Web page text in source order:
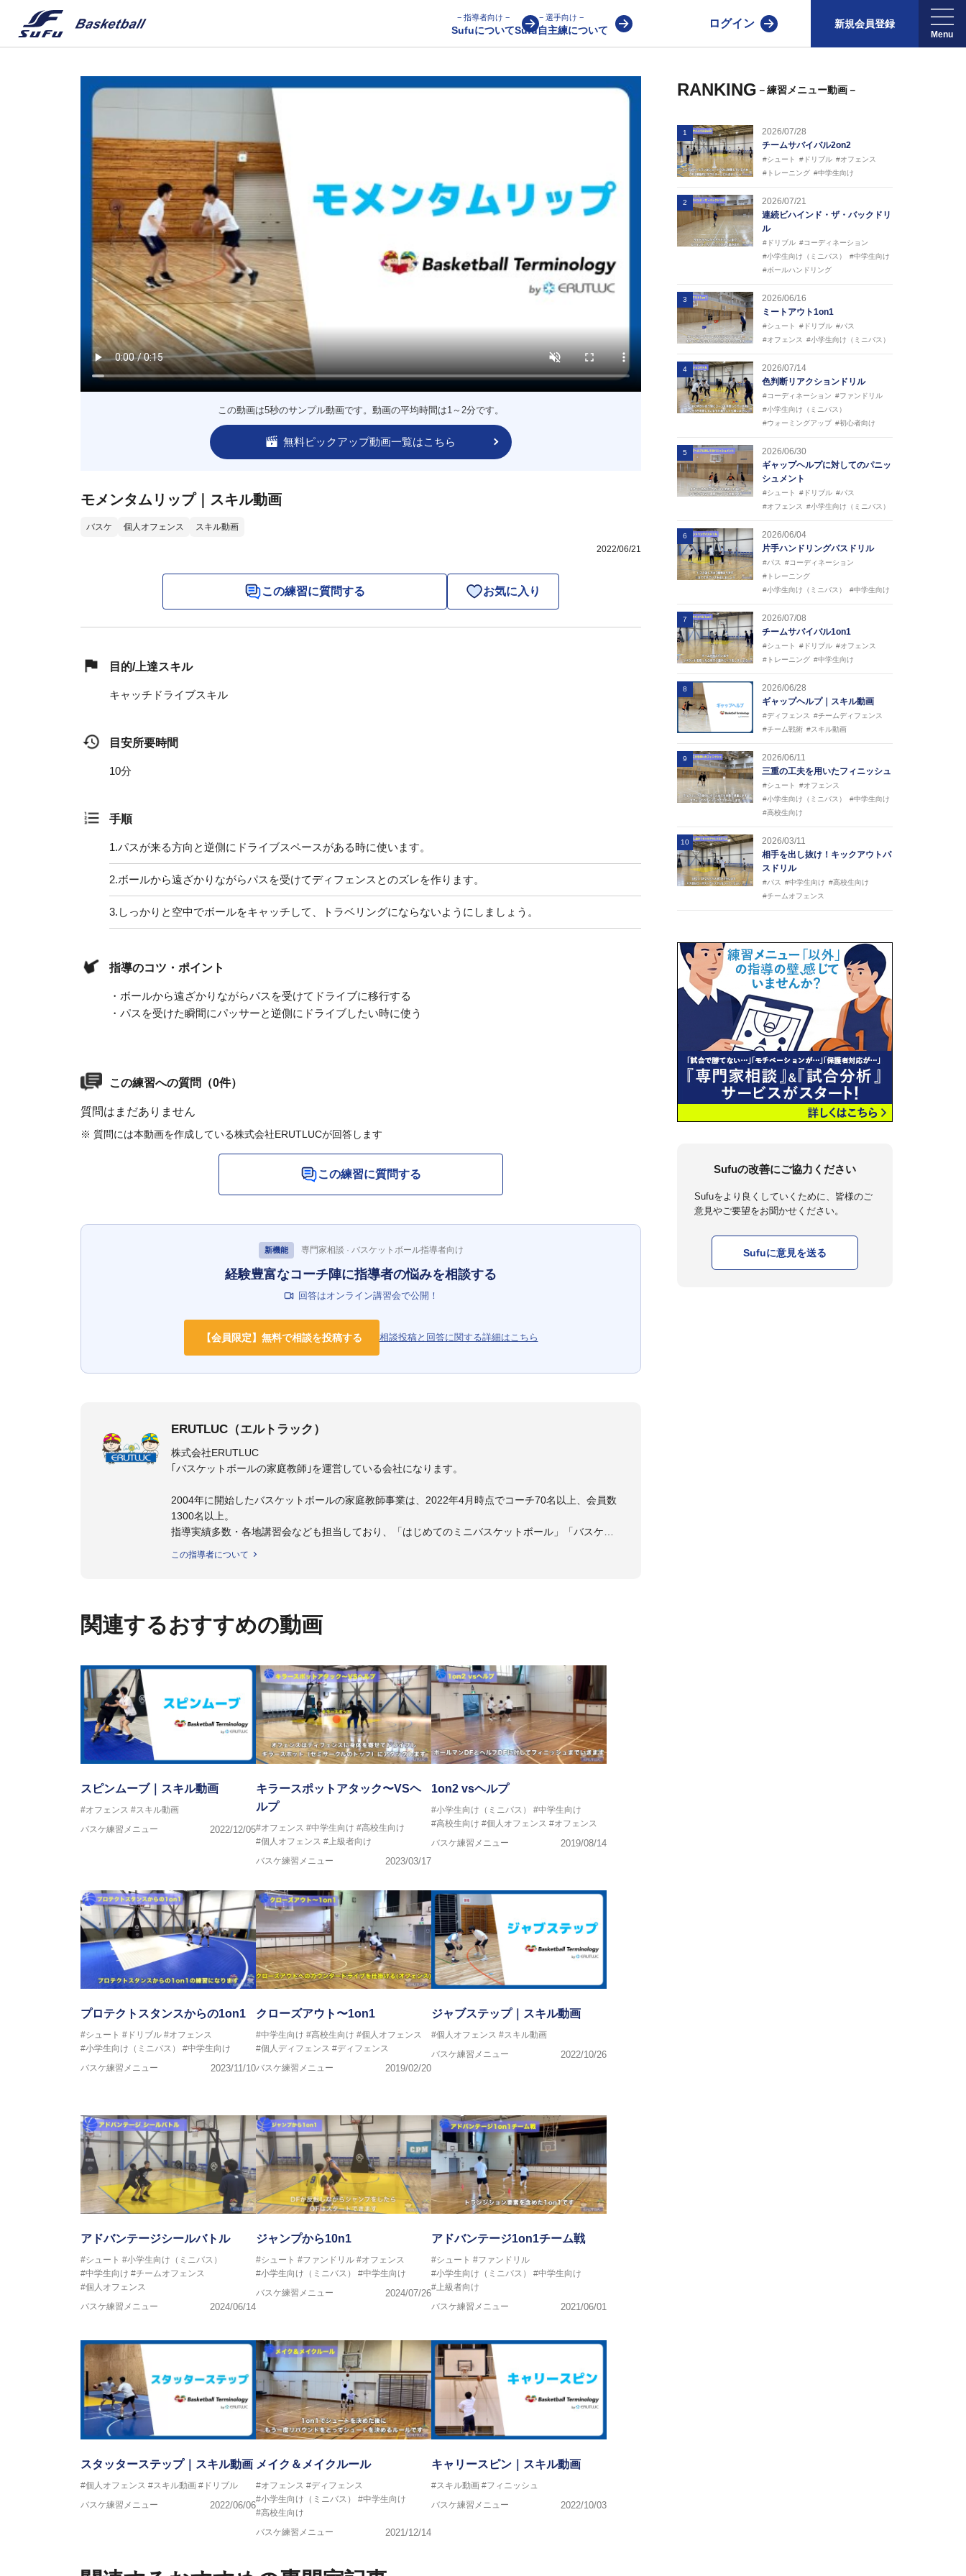
− 指導者向け −
Sufuについて
− 選手向け −
Sufu自主練について
ログイン 新規会員登録
この動画は5秒のサンプル動画です。動画の平均時間は1～2分です。
無料ピックアップ動画一覧はこちら
モメンタムリップ｜スキル動画
バスケ 個人オフェンス スキル動画
2022/06/21
この練習に質問する お気に入り
目的/上達スキル
キャッチドライブスキル
目安所要時間
10分
手順
1.パスが来る方向と逆側にドライブスペースがある時に使います。
2.ボールから遠ざかりながらパスを受けてディフェンスとのズレを作ります。
3. しっかりと空中でボールをキャッチして、トラベリングにならないようにしましょう。
指導のコツ・ポイント
・ボールから遠ざかりながらパスを受けてドライブに移行する
・パスを受けた瞬間にパッサーと逆側にドライブしたい時に使う
この練習への質問（0件）
質問はまだありません
※ 質問には本動画を作成している株式会社ERUTLUCが回答します
この練習に質問する
新機能 専門家相談 · バスケットボール指導者向け
経験豊富なコーチ陣に指導者の悩みを相談する
回答はオンライン講習会で公開！
【会員限定】無料で相談を投稿する 相談投稿と回答に関する詳細はこちら
ERUTLUC（エルトラック）
株式会社ERUTLUC
｢バスケットボールの家庭教師｣を運営している会社になります。
2004年に開始したバスケットボールの家庭教師事業は、2022年4月時点でコーチ70名以上、会員数
1300名以上。
指導実績多数・各地講習会なども担当しており、「はじめてのミニバスケットボール」「バスケッ
2016年U13ナショナルキャンプヘッドコーチ
2017年U13ナショナルキャンプヘッドコーチ
2017年男子日本代表サポートコーチ
2018年U22日本代表スプリングキャンプアドバイザリーコーチ
2018年U12ナショナルキャンプヘッドコーチ
2018年U13ナショナルキャンプヘッドコーチ
2018年～2021年男子日本代表サポートコーチ
この指導者について
関連するおすすめの動画
スピンムーブ｜スキル動画
#オフェンス #スキル動画
バスケ練習メニュー
2022/12/05
キラースポットアタック〜VSヘ
ルプ
#オフェンス #中学生向け #高校生向け
#個人オフェンス #上級者向け
バスケ練習メニュー
2023/03/17
1on2 vsヘルプ
#小学生向け（ミニバス）
#中学生向け
#高校生向け #個人オフェンス #オフェンス
バスケ練習メニュー
2019/08/14
プロテクトスタンスからの1on1
#シュート #ドリブル #オフェンス
#小学生向け（ミニバス）
#中学生向け
バスケ練習メニュー
2023/11/10
クローズアウト〜1on1
#中学生向け #高校生向け #個人オフェンス
#個人ディフェンス #ディフェンス
バスケ練習メニュー
2019/02/20
ジャブステップ｜スキル動画
#個人オフェンス #スキル動画
バスケ練習メニュー
2022/10/26
アドバンテージシールバトル
#シュート #小学生向け（ミニバス）
#中学生向け #チームオフェンス
#個人オフェンス
バスケ練習メニュー
2024/06/14
ジャンプから10n1
#シュート #ファンドリル #オフェンス
#小学生向け（ミニバス）
#中学生向け
バスケ練習メニュー
2024/07/26
アドバンテージ1on1チーム戦
#シュート #ファンドリル
#小学生向け（ミニバス）
#中学生向け
#上級者向け
バスケ練習メニュー
2021/06/01
スタッターステップ｜スキル動画
#個人オフェンス #スキル動画 #ドリブル
バスケ練習メニュー
2022/06/06
メイク＆メイクルール
#オフェンス #ディフェンス
#小学生向け（ミニバス）
#中学生向け
#高校生向け
バスケ練習メニュー
2021/12/14
キャリースピン｜スキル動画
#スキル動画 #フィニッシュ
バスケ練習メニュー
2022/10/03
RANKING －練習メニュー動画－
1
2026/07/28
チームサバイバル2on2
#シュート #ドリブル #オフェンス
#トレーニング #中学生向け
2
2026/07/21
連続ビハインド・ザ・バックドリ
ル
#ドリブル #コーディネーション
#小学生向け（ミニバス）
#中学生向け
#ボールハンドリング
3
2026/06/16
ミートアウト1on1
#シュート #ドリブル #パス
#オフェンス
#小学生向け（ミニバス）
4
2026/07/14
色判断リアクションドリル
#コーディネーション #ファンドリル
#小学生向け（ミニバス）
#ウォーミングアップ #初心者向け
5
2026/06/30
ギャップヘルプに対してのパニッ
シュメント
#シュート #ドリブル #パス
#オフェンス
#小学生向け（ミニバス）
6
2026/06/04
片手ハンドリングパスドリル
#パス
#コーディネーション
#トレーニング
#小学生向け（ミニバス）
#中学生向け
7
2026/07/08
チームサバイバル1on1
#シュート #ドリブル #オフェンス
#トレーニング #中学生向け
8
2026/06/28
ギャップヘルプ｜スキル動画
#ディフェンス
#チームディフェンス
#チーム戦術 #スキル動画
9
2026/06/11
三重の工夫を用いたフィニッシュ
#シュート
#オフェンス
#小学生向け（ミニバス）
#中学生向け
#高校生向け
10
2026/03/11
相手を出し抜け！キックアウトパ
スドリル
#パス #中学生向け #高校生向け
#チームオフェンス
Sufuの改善にご協力ください
Sufuをより良くしていくために、皆様のご
意見やご要望をお聞かせください。
Sufuに意見を送る